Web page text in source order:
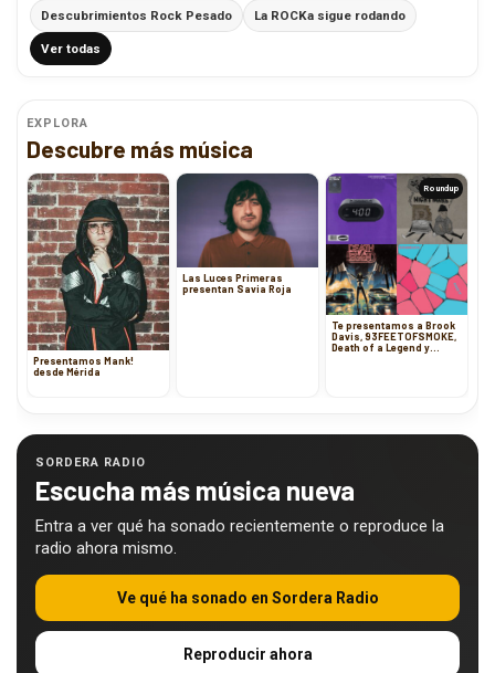
Descubrimientos Rock Pesado La ROCKa sigue rodando
Ver todas
EXPLORA
Descubre más música
Presentamos Mank!
desde Mérida
Las Luces Primeras
presentan Savia Roja
Roundup
Te presentamos a Brook
Davis, 93FEETOFSMOKE,
Death of a Legend y
SORDERA RADIO
Escucha más música nueva
Entra a ver qué ha sonado recientemente o reproduce la
radio ahora mismo.
Ve qué ha sonado en Sordera Radio
Reproducir ahora